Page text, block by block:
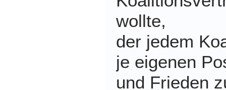
wollte,
der jedem
je eigenen
und Frieden